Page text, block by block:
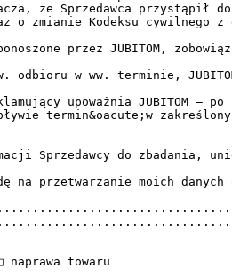
że Sprzedawca przystąpił
o zmianie Kodeksu
przez JUBITOM,
w ww. terminie,
upoważnia JUBITOM
termin&oacute;w
Sprzedawcy do zbadania,
na przetwarzanie moich
towaru